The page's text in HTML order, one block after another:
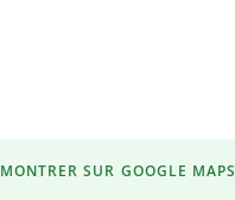
MONTRER SUR GOOGLE MAPS